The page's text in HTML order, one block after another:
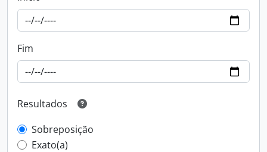
Fim
Resultados
Sobreposição
Exato(a)